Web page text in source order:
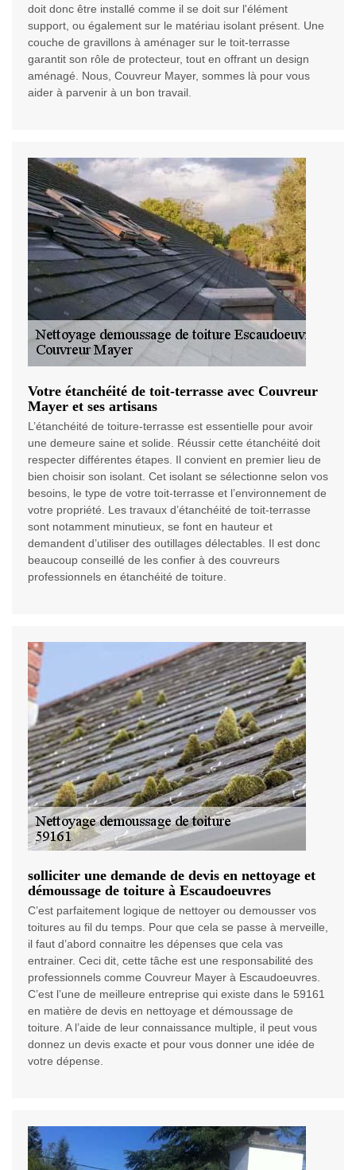
doit donc être installé comme il se doit sur l'élément
support, ou également sur le matériau isolant présent. Une
couche de gravillons à aménager sur le toit-terrasse
garantit son rôle de protecteur, tout en offrant un design
aménagé. Nous, Couvreur Mayer, sommes là pour vous
aider à parvenir à un bon travail.
Votre étanchéité de toit-terrasse avec Couvreur
Mayer et ses artisans
L’étanchéité de toiture-terrasse est essentielle pour avoir
une demeure saine et solide. Réussir cette étanchéité doit
respecter différentes étapes. Il convient en premier lieu de
bien choisir son isolant. Cet isolant se sélectionne selon vos
besoins, le type de votre toit-terrasse et l’environnement de
votre propriété. Les travaux d’étanchéité de toit-terrasse
sont notamment minutieux, se font en hauteur et
demandent d’utiliser des outillages délectables. Il est donc
beaucoup conseillé de les confier à des couvreurs
professionnels en étanchéité de toiture.
solliciter une demande de devis en nettoyage et
démoussage de toiture à Escaudoeuvres
C’est parfaitement logique de nettoyer ou demousser vos
toitures au fil du temps. Pour que cela se passe à merveille,
il faut d’abord connaitre les dépenses que cela vas
entrainer. Ceci dit, cette tâche est une responsabilité des
professionnels comme Couvreur Mayer à Escaudoeuvres.
C’est l’une de meilleure entreprise qui existe dans le 59161
en matière de devis en nettoyage et démoussage de
toiture. A l’aide de leur connaissance multiple, il peut vous
donnez un devis exacte et pour vous donner une idée de
votre dépense.